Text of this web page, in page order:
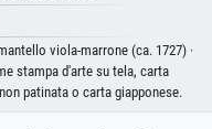
viola-marrone (ca. 1727) ·
stampa d'arte su tela, carta
patinata o carta giapponese.